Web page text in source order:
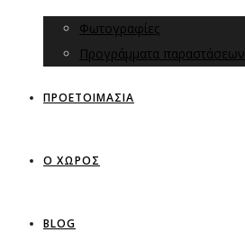
Φωτογραφίες
Προγράμματα παραστάσεων
ΠΡΟΕΤΟΙΜΑΣΙΑ
Ο ΧΩΡΟΣ
BLOG